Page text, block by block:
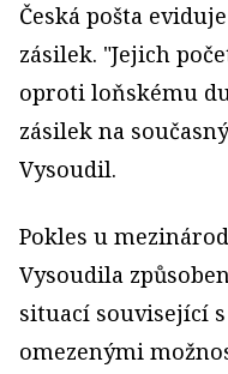
Česká pošta
zásilek. "Jejich
oproti loňskému
zásilek na
Vysoudil.
Pokles u
Vysoudila
situací související
omezenými